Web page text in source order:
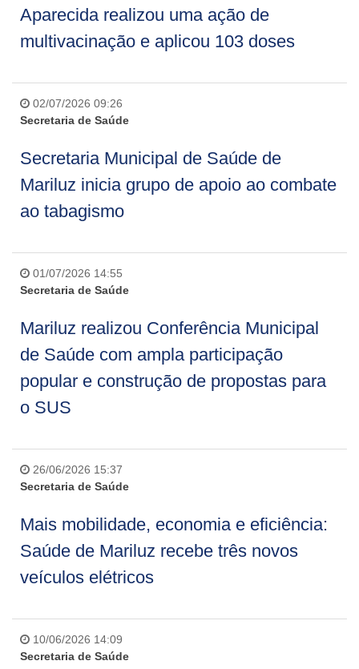
Aparecida realizou uma ação de
multivacinação e aplicou 103 doses
02/07/2026 09:26
Secretaria de Saúde
Secretaria Municipal de Saúde de
Mariluz inicia grupo de apoio ao combate
ao tabagismo
01/07/2026 14:55
Secretaria de Saúde
Mariluz realizou Conferência Municipal
de Saúde com ampla participação
popular e construção de propostas para
o SUS
26/06/2026 15:37
Secretaria de Saúde
Mais mobilidade, economia e eficiência:
Saúde de Mariluz recebe três novos
veículos elétricos
10/06/2026 14:09
Secretaria de Saúde